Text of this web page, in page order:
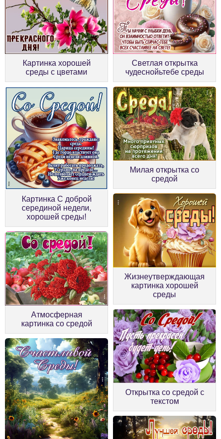
Картинка хорошей
среды с цветами
Светлая открытка
чудеснойьтебе среды
Картинка С доброй
серединой недели,
хорошей среды!
Милая открытка со
средой
Атмосферная
картинка со средой
Жизнеутверждающая
картинка хорошей
среды
Открытка со средой с
текстом